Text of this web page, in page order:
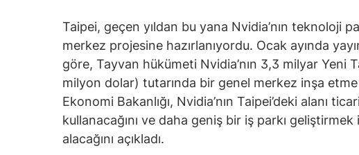
Taipei, geçen yıldan bu yana Nvidia’nın teknoloji
merkez projesine hazırlanıyordu. Ocak ayında
göre, Tayvan hükümeti Nvidia’nın 3,3 milyar Yeni
milyon dolar) tutarında bir genel merkez inşa etme
Ekonomi Bakanlığı, Nvidia’nın Taipei’deki alanı
kullanacağını ve daha geniş bir iş parkı geliştirmek
alacağını açıkladı.